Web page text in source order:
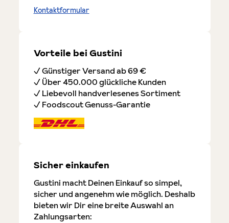
Kontaktformular
Vorteile bei Gustini
✓ Günstiger Versand ab 69 €
✓ Über 450.000 glückliche Kunden
✓ Liebevoll handverlesenes Sortiment
✓ Foodscout Genuss-Garantie
Sicher einkaufen
Gustini macht Deinen Einkauf so simpel,
sicher und angenehm wie möglich. Deshalb
bieten wir Dir eine breite Auswahl an
Zahlungsarten: